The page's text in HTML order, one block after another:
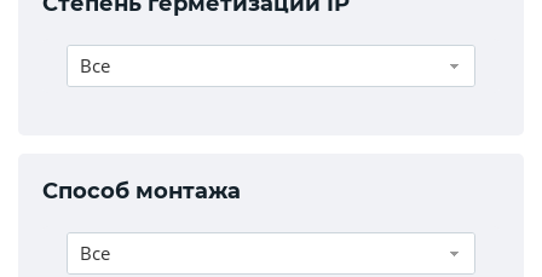
Все
Способ монтажа
Все